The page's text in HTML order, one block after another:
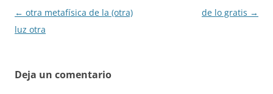
Navegación
por
← otra metafísica de la (otra)
luz otra
de lo gratis →
Deja un comentario